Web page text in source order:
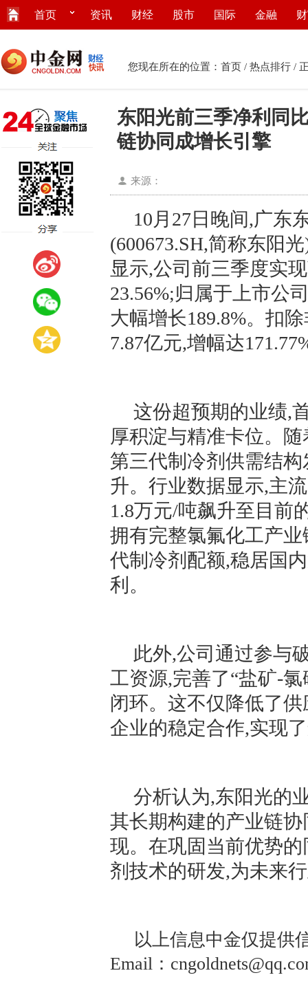
首页 资讯 财经 股市 国际 金融
您现在所在的位置： 首页 / 热点排行 /
东阳光前三季净利同
链协同成增长引擎
来源：
10月27日晚间,广东
(600673.SH,简称东阳
显示,公司前三季度实
23.56%;归属于上市公
大幅增长189.8%。扣
7.87亿元,增幅达
这份超预期的业绩,
厚积淀与精准卡位。
第三代制冷剂供需结
升。行业数据显示,主
1.8万元/吨飙升至目前
拥有完整氯氟化工产
代制冷剂配额,稳居国
利。
此外,公司通过参与
工资源,完善了“盐矿-
闭环。这不仅降低了
企业的稳定合作,实现
分析认为,东阳光的
其长期构建的产业链
现。在巩固当前优势
剂技术的研发,为未来
以上信息中金仅提供
Email：